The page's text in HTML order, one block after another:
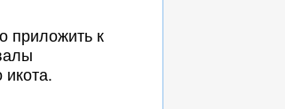
приложить к